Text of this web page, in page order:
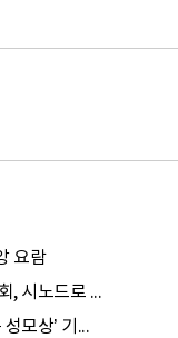
요람
, 시노드로 ...
모상’ 기...